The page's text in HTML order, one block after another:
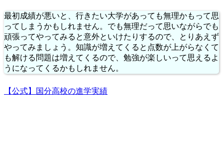
最初成績が悪いと、行きたい大学があっても無理かもって思
ってしまうかもしれません。でも無理だって思いながらでも
頑張ってやってみると意外といけたりするので、とりあえず
やってみましょう。知識が増えてくると点数が上がらなくて
も解ける問題は増えてくるので、勉強が楽しいって思えるよ
うになってくるかもしれません。
【公式】国分高校の進学実績